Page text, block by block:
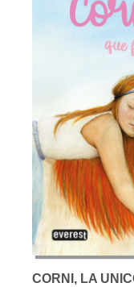
CORNI, LA